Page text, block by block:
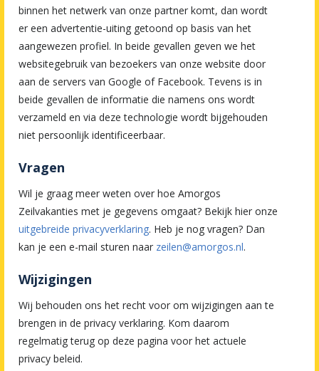
binnen het netwerk van onze partner komt, dan wordt
er een advertentie-uiting getoond op basis van het
aangewezen profiel. In beide gevallen geven we het
websitegebruik van bezoekers van onze website door
aan de servers van Google of Facebook. Tevens is in
beide gevallen de informatie die namens ons wordt
verzameld en via deze technologie wordt bijgehouden
niet persoonlijk identificeerbaar.
Vragen
Wil je graag meer weten over hoe Amorgos
Zeilvakanties met je gegevens omgaat? Bekijk hier onze
uitgebreide privacyverklaring. Heb je nog vragen? Dan
kan je een e-mail sturen naar zeilen@amorgos.nl.
Wijzigingen
Wij behouden ons het recht voor om wijzigingen aan te
brengen in de privacy verklaring. Kom daarom
regelmatig terug op deze pagina voor het actuele
privacy beleid.